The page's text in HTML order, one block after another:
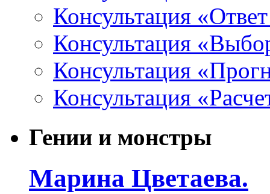
Консультация
Консультация
Консультация
Консультация
Гении и монстры
Марина Цветаева.